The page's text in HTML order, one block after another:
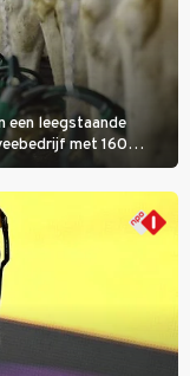
een leegstaande
met 160
Natura 2000-gebied